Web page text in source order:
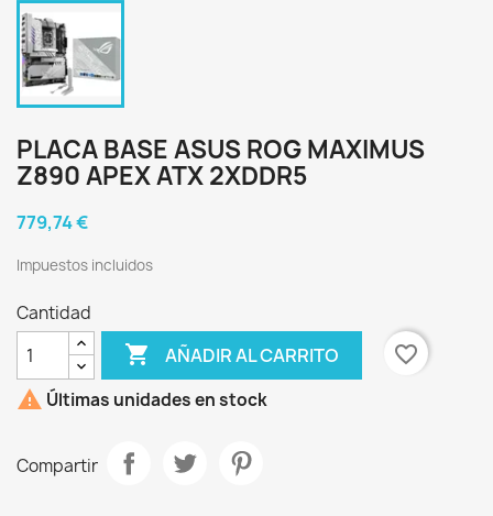
PLACA BASE ASUS ROG MAXIMUS
Z890 APEX ATX 2XDDR5
779,74 €
Impuestos incluidos
Cantidad
 AÑADIR AL CARRITO
favorite_border
 Últimas unidades en stock
Compartir